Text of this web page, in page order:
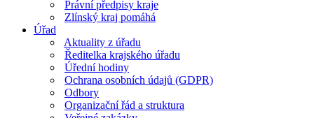
Právní předpisy kraje
Zlínský kraj pomáhá
Úřad
Aktuality z úřadu
Ředitelka krajského úřadu
Úřední hodiny
Ochrana osobních údajů (GDPR)
Odbory
Organizační řád a struktura